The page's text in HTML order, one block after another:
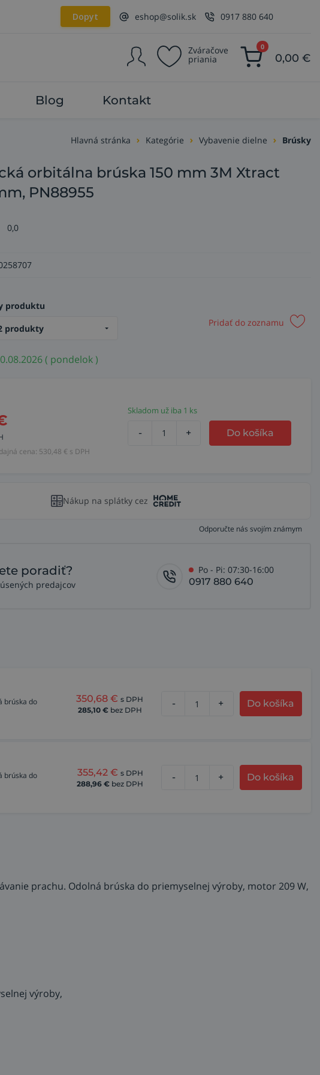
Dopyt eshop@solik.sk 0917 880 640
Zváračove
priania
0
0,00 €
Blog Kontakt
Hlavná stránka Kategórie Vybavenie dielne Brúsky
orbitálna brúska 150 mm 3M Xtract
PN88955
0,0
produktu
produkty
Pridať do zoznamu
( pondelok )
cena: 530,48 € s DPH
Skladom už iba 1 ks
- + Do košíka
Nákup na splátky cez
Odporučte nás svojím známym
poradiť?
predajcov
Po - Pi: 07:30-16:00
0917 880 640
brúska do
350,68 € s DPH
285,10 € bez DPH
- + Do košíka
brúska do
355,42 € s DPH
288,96 € bez DPH
- + Do košíka
prachu. Odolná brúska do priemyselnej výroby, motor 209 W,
výroby,